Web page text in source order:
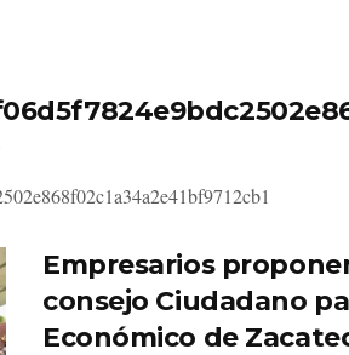
Empresarios
consejo Ciudadano
Económico de